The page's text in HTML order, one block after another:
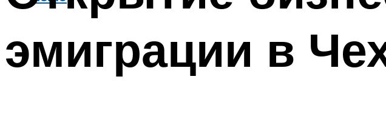
эмиграции в